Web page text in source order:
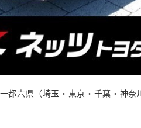
都六県（埼玉・東京・千葉・神